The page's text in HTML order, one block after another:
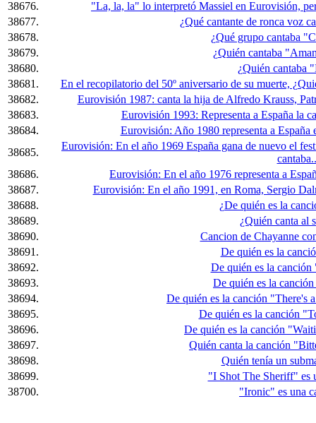
38676.
"La, la, la" lo interpretó Massiel en Eurovisión,
38677.
¿Qué cantante de ronca voz
38678.
¿Qué grupo cantaba
38679.
¿Quién cantaba
38680.
¿Quién cantaba
38681.
En el recopilatorio del 50º aniversario de su muerte,
38682.
Eurovisión 1987: canta la hija de Alfredo Krauss,
38683.
Eurovisión 1993: Representa a España la
38684.
Eurovisión: Año 1980 representa a
38685.
Eurovisión: En el año 1969 España gana de nuevo el
38686.
Eurovisión: En el año 1976 representa a
38687.
Eurovisión: En el año 1991, en Roma, Sergio
38688.
¿De quién es la
38689.
¿Quién canta al
38690.
Cancion de Chayanne
38691.
De quién es la
38692.
De quién es la
38693.
De quién es la
38694.
De quién es la canción "There's
38695.
De quién es la canción
38696.
De quién es la canción
38697.
Quién canta la canción
38698.
Quién tenía un
38699.
"I Shot The Sheriff" es
38700.
"Ironic" es una